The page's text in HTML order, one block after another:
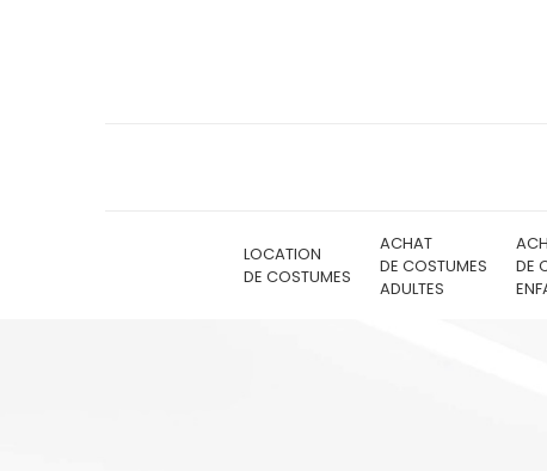
LOCATION
DE COSTUMES
ACHAT
DE COSTUMES
ADULTES
DE